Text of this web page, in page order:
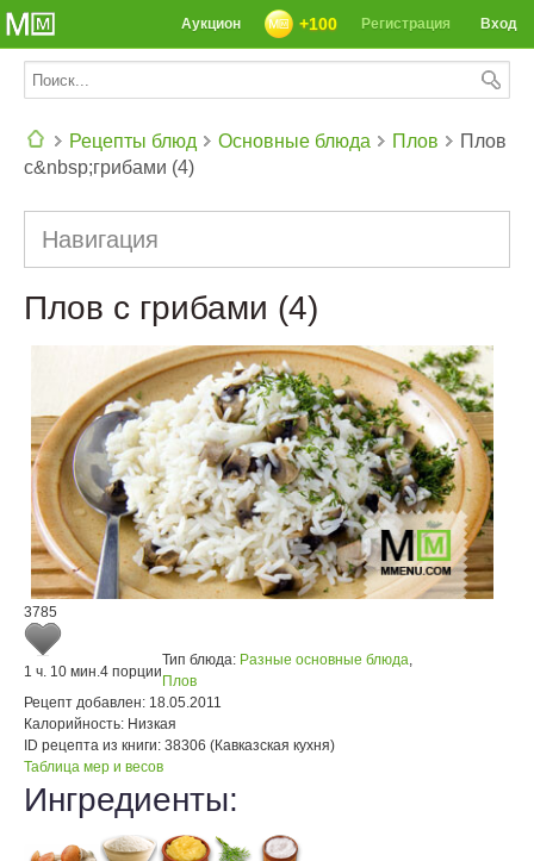
Вход
Регистрация
+100
Аукцион
Рецепты блюд Основные блюда Плов
Плов
с&nbsp;грибами (4)
Навигация
Плов с грибами (4)
3785
1 ч. 10 мин.4 порции
Тип блюда: Разные основные блюда,
Плов
Рецепт добавлен: 18.05.2011
Калорийность: Низкая
ID рецепта из книги: 38306 (Кавказская кухня)
Таблица мер и весов
Ингредиенты: